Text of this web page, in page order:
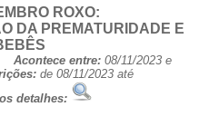
ROXO:
DA PREMATURIDADE E
Acontece entre: 08/11/2023 e
de 08/11/2023 até
detalhes: